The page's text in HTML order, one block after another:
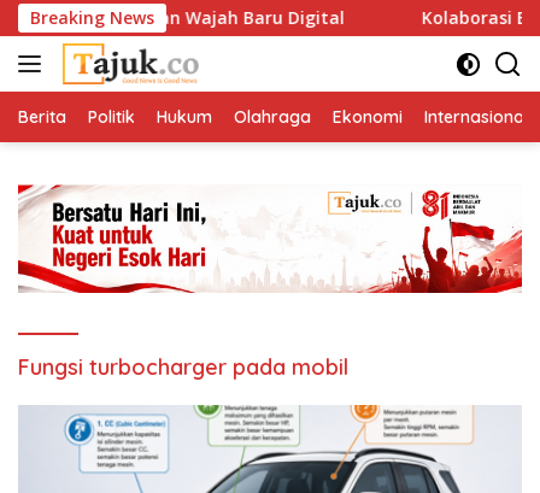
Langsung
ke
konten
Breaking News
Tampilkan Wajah Baru Digital Kolaborasi Bank
Berita Politik Hukum Olahraga Ekonomi Internasional
Fungsi turbocharger pada mobil